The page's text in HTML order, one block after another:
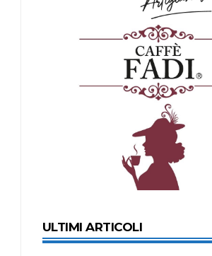
ULTIMI ARTICOLI